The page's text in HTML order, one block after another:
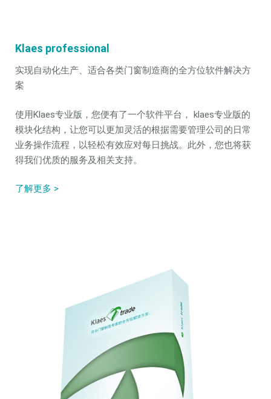
Klaes professional
实现自动化生产、适合各类门窗制造商的全方位软件解决方
案
使用Klaes专业版，您便有了一个软件平台， klaes专业版的
模块化结构，让您可以更加灵活的根据需要管理公司的日常
业务操作流程，以轻松有效应对每日挑战。此外，您也将获
得我们优质的服务及相关支持。
了解更多 >